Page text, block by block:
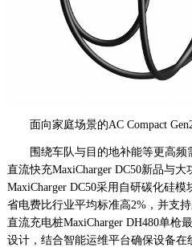
面向家庭场景的AC Compact
围绕车队与目的地补能等更高
直流快充MaxiCharger DC50新品与
MaxiCharger DC50采用自研碳化硅
省电费比行业平均标准高2%，并支
直流充电桩MaxiCharger DH480单枪
设计，结合智能运维平台确保设备在